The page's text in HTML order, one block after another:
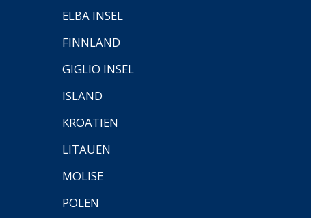
ELBA INSEL
FINNLAND
GIGLIO INSEL
ISLAND
KROATIEN
LITAUEN
MOLISE
POLEN